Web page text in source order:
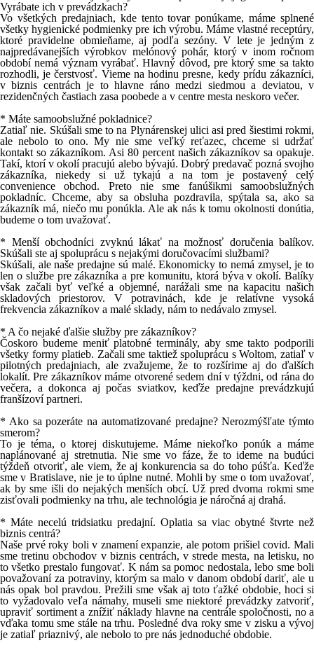
Vyrábate ich v prevádzkach?
Vo všetkých predajniach, kde tento tovar ponúkame, máme splnené
všetky hygienické podmienky pre ich výrobu. Máme vlastné receptúry,
ktoré pravidelne obmieňame, aj podľa sezóny. V lete je jedným z
najpredávanejších výrobkov melónový pohár, ktorý v inom ročnom
období nemá význam vyrábať. Hlavný dôvod, pre ktorý sme sa takto
rozhodli, je čerstvosť. Vieme na hodinu presne, kedy prídu zákazníci,
v biznis centrách je to hlavne ráno medzi siedmou a deviatou, v
rezidenčných častiach zasa poobede a v centre mesta neskoro večer.
* Máte samoobslužné pokladnice?
Zatiaľ nie. Skúšali sme to na Plynárenskej ulici asi pred šiestimi rokmi,
ale nebolo to ono. My nie sme veľký reťazec, chceme si udržať
kontakt so zákazníkom. Asi 80 percent našich zákazníkov sa opakuje.
Takí, ktorí v okolí pracujú alebo bývajú. Dobrý predavač pozná svojho
zákazníka, niekedy si už tykajú a na tom je postavený celý
convenience obchod. Preto nie sme fanúšikmi samoobslužných
pokladníc. Chceme, aby sa obsluha pozdravila, spýtala sa, ako sa
zákazník má, niečo mu ponúkla. Ale ak nás k tomu okolnosti donútia,
budeme o tom uvažovať.
* Menší obchodníci zvyknú lákať na možnosť doručenia balíkov.
Skúšali ste aj spoluprácu s nejakými doručovacími službami?
Skúšali, ale naše predajne sú malé. Ekonomicky to nemá zmysel, je to
len o službe pre zákazníka a pre komunitu, ktorá býva v okolí. Balíky
však začali byť veľké a objemné, narážali sme na kapacitu našich
skladových priestorov. V potravinách, kde je relatívne vysoká
frekvencia zákazníkov a malé sklady, nám to nedávalo zmysel.
* A čo nejaké ďalšie služby pre zákazníkov?
Čoskoro budeme meniť platobné terminály, aby sme takto podporili
všetky formy platieb. Začali sme taktiež spoluprácu s Woltom, zatiaľ v
pilotných predajniach, ale zvažujeme, že to rozšírime aj do ďalších
lokalít. Pre zákazníkov máme otvorené sedem dní v týždni, od rána do
večera, a dokonca aj počas sviatkov, keďže predajne prevádzkujú
franšízoví partneri.
* Ako sa pozeráte na automatizované predajne? Nerozmýšľate týmto
smerom?
To je téma, o ktorej diskutujeme. Máme niekoľko ponúk a máme
naplánované aj stretnutia. Nie sme vo fáze, že to ideme na budúci
týždeň otvoriť, ale viem, že aj konkurencia sa do toho púšťa. Keďže
sme v Bratislave, nie je to úplne nutné. Mohli by sme o tom uvažovať,
ak by sme išli do nejakých menších obcí. Už pred dvoma rokmi sme
zisťovali podmienky na trhu, ale technológia je náročná aj drahá.
* Máte necelú tridsiatku predajní. Oplatia sa viac obytné štvrte než
biznis centrá?
Naše prvé roky boli v znamení expanzie, ale potom prišiel covid. Mali
sme tretinu obchodov v biznis centrách, v strede mesta, na letisku, no
to všetko prestalo fungovať. K nám sa pomoc nedostala, lebo sme boli
považovaní za potraviny, ktorým sa malo v danom období dariť, ale u
nás opak bol pravdou. Prežili sme však aj toto ťažké obdobie, hoci si
to vyžadovalo veľa námahy, museli sme niektoré prevádzky zatvoriť,
upraviť sortiment a znížiť náklady hlavne na centrále spoločnosti, no a
vďaka tomu sme stále na trhu. Posledné dva roky sme v zisku a vývoj
je zatiaľ priaznivý, ale nebolo to pre nás jednoduché obdobie.